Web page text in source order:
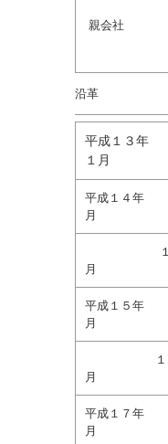
親会社
沿革
平成１３年
１月
平成１４年
月
月
平成１５年
月
１
月
平成１７年
月